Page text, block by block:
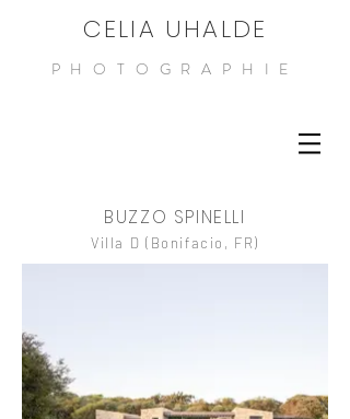
CELIA UHALDE
PHOTOGRAPHIE
BUZZO SPINELLI
Villa D (Bonifacio, FR)